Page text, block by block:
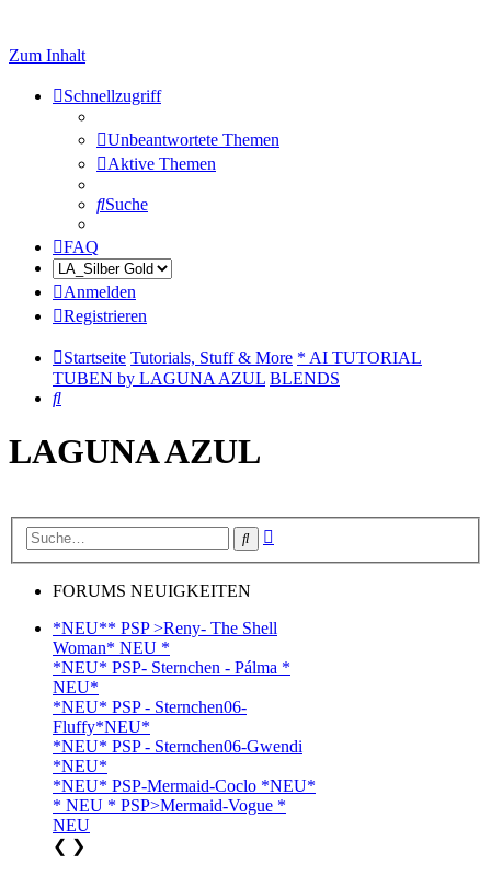
Zum Inhalt
Schnellzugriff
Unbeantwortete Themen
Aktive Themen
Suche
FAQ
Anmelden
Registrieren
Startseite Tutorials, Stuff & More * AI TUTORIAL
TUBEN by LAGUNA AZUL BLENDS
Suche
LAGUNA AZUL
Suche
FORUMS NEUIGKEITEN
*NEU** PSP >Reny- The Shell
Woman* NEU *
*NEU* PSP- Sternchen - Pálma *
NEU*
*NEU* PSP - Sternchen06-
Fluffy*NEU*
*NEU* PSP - Sternchen06-Gwendi
*NEU*
*NEU* PSP-Mermaid-Coclo *NEU*
* NEU * PSP>Mermaid-Vogue *
NEU
❮ ❯